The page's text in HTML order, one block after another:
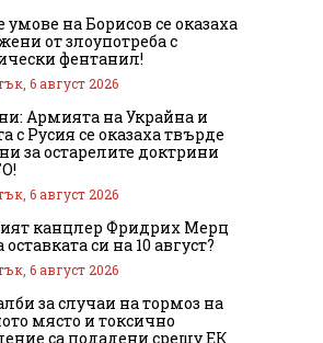
умове на Борисов се оказаха
от злоупотреба с
фентанил!
6 август 2026
Армията на Украйна и
с Русия се оказаха твърде
за остарелите доктрини
6 август 2026
канцлер Фридрих Мерц
си на 10 август?
6 август 2026
за случаи на тормоз на
място и токсично
са подадени срещу ЕК